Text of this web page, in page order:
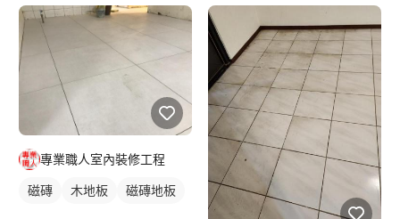
專業職人室內裝修工程
磁磚 木地板 磁磚地板